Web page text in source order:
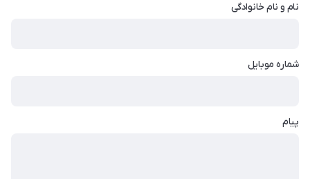
نام و نام خانوادگی
شماره موبایل
پیام